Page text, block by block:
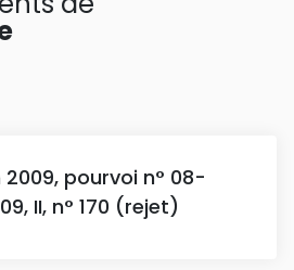
2009, pourvoi n° 08-
II, n° 170 (rejet)